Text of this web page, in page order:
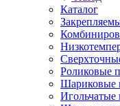
Каталог
Роликовые
Шариковые